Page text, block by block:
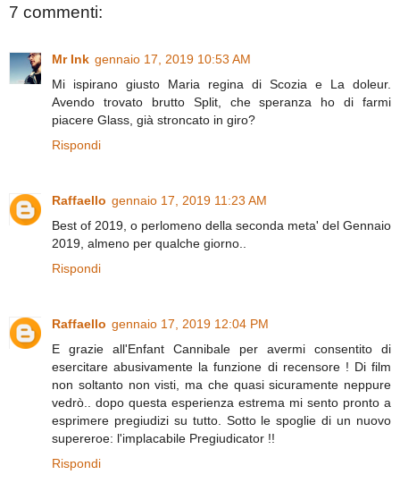
7 commenti:
Mr Ink gennaio 17, 2019 10:53 AM
Mi ispirano giusto Maria regina di Scozia e La doleur.
Avendo trovato brutto Split, che speranza ho di farmi
piacere Glass, già stroncato in giro?
Rispondi
Raffaello gennaio 17, 2019 11:23 AM
Best of 2019, o perlomeno della seconda meta' del Gennaio
2019, almeno per qualche giorno..
Rispondi
Raffaello gennaio 17, 2019 12:04 PM
E grazie all'Enfant Cannibale per avermi consentito di
esercitare abusivamente la funzione di recensore ! Di film
non soltanto non visti, ma che quasi sicuramente neppure
vedrò.. dopo questa esperienza estrema mi sento pronto a
esprimere pregiudizi su tutto. Sotto le spoglie di un nuovo
supereroe: l'implacabile Pregiudicator !!
Rispondi